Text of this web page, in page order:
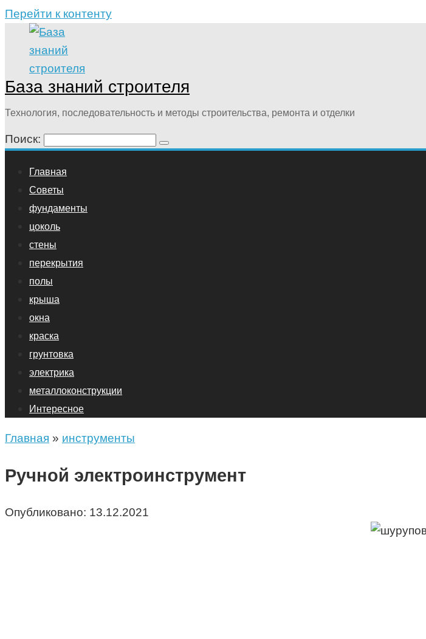
Перейти к контенту
База знаний строителя
Технология, последовательность и методы строительства, ремонта и отделки
Поиск:
Главная
Советы
фундаменты
цоколь
стены
перекрытия
полы
крыша
окна
краска
грунтовка
электрика
металлоконструкции
Интересное
Главная » инструменты
Ручной электроинструмент
Опубликовано: 13.12.2021